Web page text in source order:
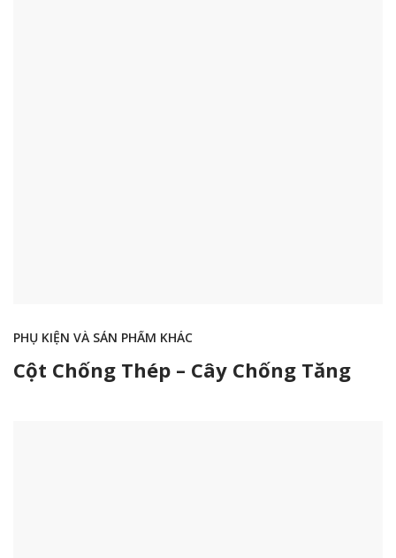
PHỤ KIỆN VÀ SẢN PHẨM KHÁC
Cột Chống Thép – Cây Chống Tăng